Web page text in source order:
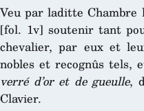
Veu par laditte Chambre
[fol. 1v] soutenir tant
chevalier, par eux et
nobles et recognûs tels,
verré d’or et de gueulle,
Clavier.